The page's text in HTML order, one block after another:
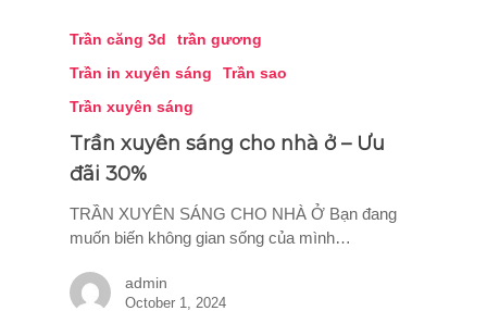
Trần căng 3d
trần gương
Trần in xuyên sáng
Trần sao
Trần xuyên sáng
Trần xuyên sáng cho nhà ở – Ưu
đãi 30%
TRẦN XUYÊN SÁNG CHO NHÀ Ở Bạn đang
muốn biến không gian sống của mình…
admin
October 1, 2024